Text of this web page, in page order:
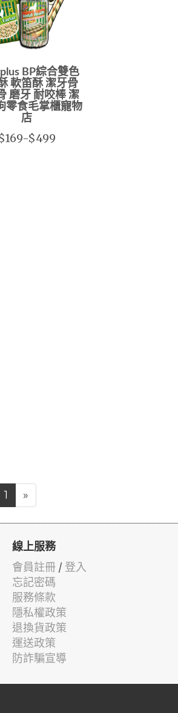
BP綜合雙色
軟笛酥 潔牙骨
磨牙 耐咬棒 潔
零食毛掌櫃寵物
店
$499
1 »
線上服務
會員註冊 / 登入
忘記密碼
服務條款
隱私權政策
退換貨政策
運送政策
防詐騙宣導